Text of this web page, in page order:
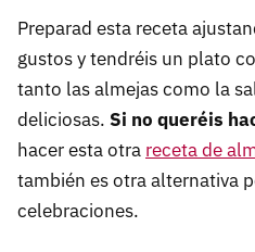
Preparad esta receta
gustos y tendréis un plato
tanto las almejas como la
deliciosas. Si no queréis
hacer esta otra receta de
también es otra alternativa
celebraciones.